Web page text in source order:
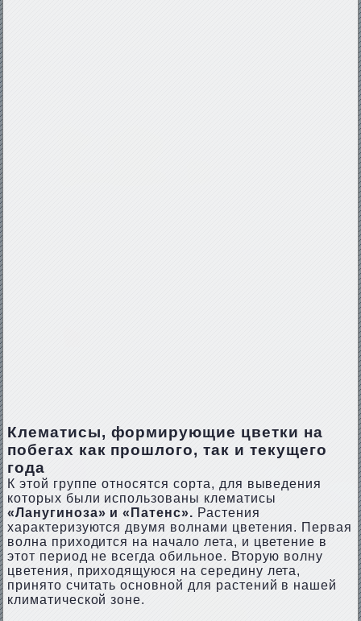
Клематисы, формирующие цветки на
побегах как прошлого, так и текущего
года
К этой группе относятся сорта, для выведения
которых были использованы клематисы
«Ланугиноза» и «Патенс». Растения
характеризуются двумя волнами цветения. Первая
волна приходится на начало лета, и цветение в
этот период не всегда обильное. Вторую волну
цветения, приходящуюся на середину лета,
принято считать основной для растений в нашей
климатической зоне.